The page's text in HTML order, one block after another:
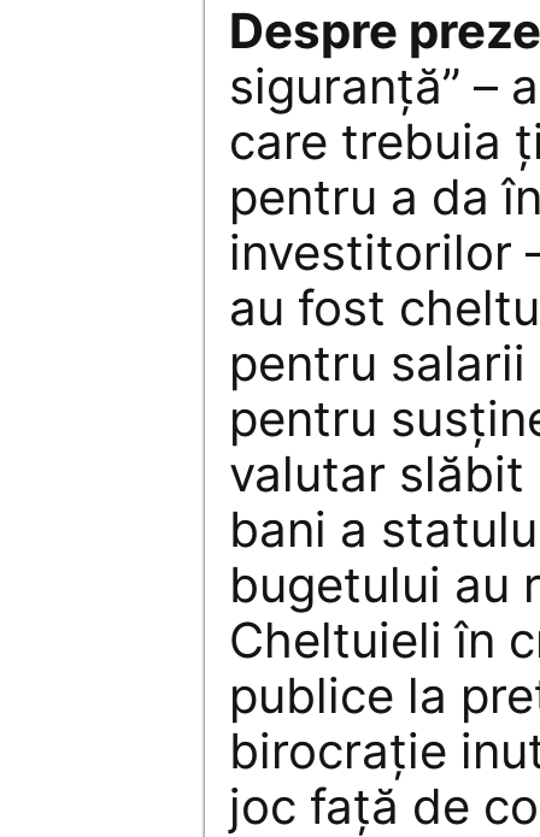
Despre
siguranţă” –
care trebuia
pentru a da
investitorilor
au fost
pentru
pentru
valutar slăbit
bani a
bugetului au
Cheltuieli în
publice la
birocraţie
joc faţă de